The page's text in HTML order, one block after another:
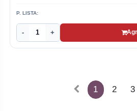
1 2 3
P. LISTA:
- +